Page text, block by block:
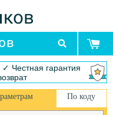
Честная гарантия
По коду